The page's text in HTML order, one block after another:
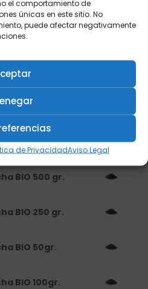
el comportamiento de
únicas en este sitio. No
puede afectar negativamente
de PrivacidadAviso Legal
0,25l.
BIO 500 gr.
BIO 250 gr.
BIO 50gr.
BIO 100gr.